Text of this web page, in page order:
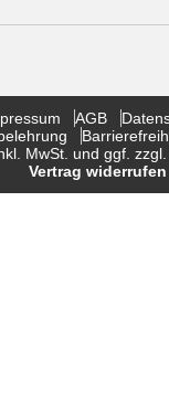
AGB
MwSt. und ggf.
Vertrag widerrufen